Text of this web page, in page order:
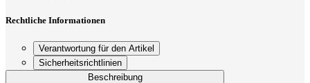
Rechtliche Informationen
Verantwortung für den Artikel
Sicherheitsrichtlinien
Beschreibung